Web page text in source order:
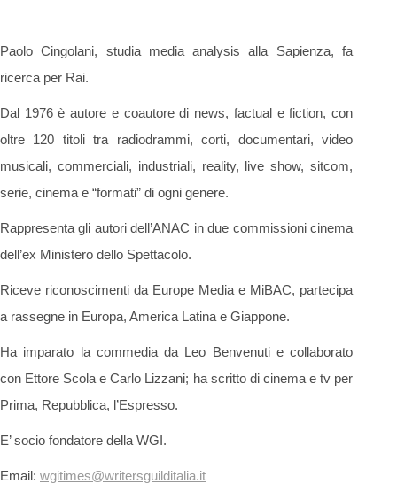
Paolo Cingolani, studia media analysis alla Sapienza, fa
ricerca per Rai.
Dal 1976 è autore e coautore di news, factual e fiction, con
oltre 120 titoli tra radiodrammi, corti, documentari, video
musicali, commerciali, industriali, reality, live show, sitcom,
serie, cinema e “formati” di ogni genere.
Rappresenta gli autori dell’ANAC in due commissioni cinema
dell’ex Ministero dello Spettacolo.
Riceve riconoscimenti da Europe Media e MiBAC, partecipa
a rassegne in Europa, America Latina e Giappone.
Ha imparato la commedia da Leo Benvenuti e collaborato
con Ettore Scola e Carlo Lizzani; ha scritto di cinema e tv per
Prima, Repubblica, l’Espresso.
E’ socio fondatore della WGI.
Email: wgitimes@writersguilditalia.it